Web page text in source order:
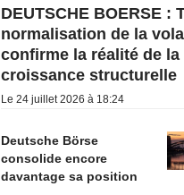
DEUTSCHE BOERSE :
normalisation de la
confirme la réalité de la
croissance structurelle
Le 24 juillet 2026 à 18:24
Deutsche Börse
consolide encore
davantage sa position